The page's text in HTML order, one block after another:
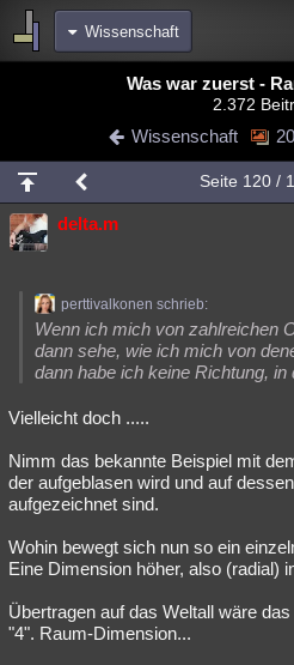
Wissenschaft
Blogs
Chat Wiki Neuigkeiten
meine Rubriken
Menschen
Natur Umfragen Unterhaltung
weitere Rubriken
Musik Clash Verbesserungen
Besucht Teilgenommen Alle
Lesenswert Schlüsselwörter
Was war zuerst -
2.372
Wissenschaft
Seite 120/
delta.m
perttivalkonen schrieb:
Wenn ich mich von zahlreichen
dann sehe, wie ich mich von
dann habe ich keine Richtung,
Vielleicht doch .....
Nimm das bekannte Beispiel mit
der aufgeblasen wird und auf
aufgezeichnet sind.
Wohin bewegt sich nun so ein
Eine Dimension höher, also (radial)
Übertragen auf das Weltall wäre
"4". Raum-Dimension...